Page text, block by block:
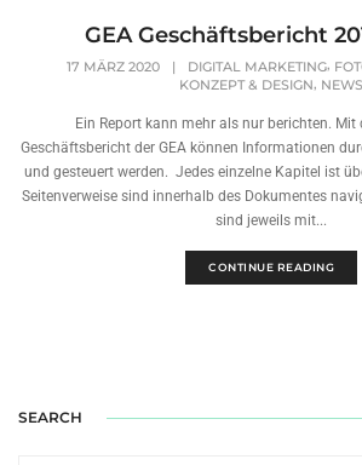
GEA Geschäftsbericht
17 MÄRZ 2020 | DIGITAL MARKETING,
KONZEPT & DESIGN, NEWS
Ein Report kann mehr als nur berichten. Mit
Geschäftsbericht der GEA können Informationen
und gesteuert werden. Jedes einzelne Kapitel ist
Seitenverweise sind innerhalb des Dokumentes
sind jeweils mit...
CONTINUE READING
SEARCH